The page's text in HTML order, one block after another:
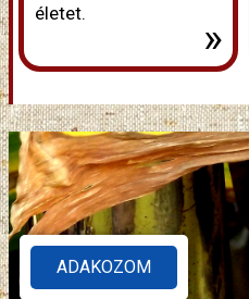
életet.
»
ADAKOZOM